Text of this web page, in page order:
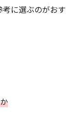
に選ぶのがおす